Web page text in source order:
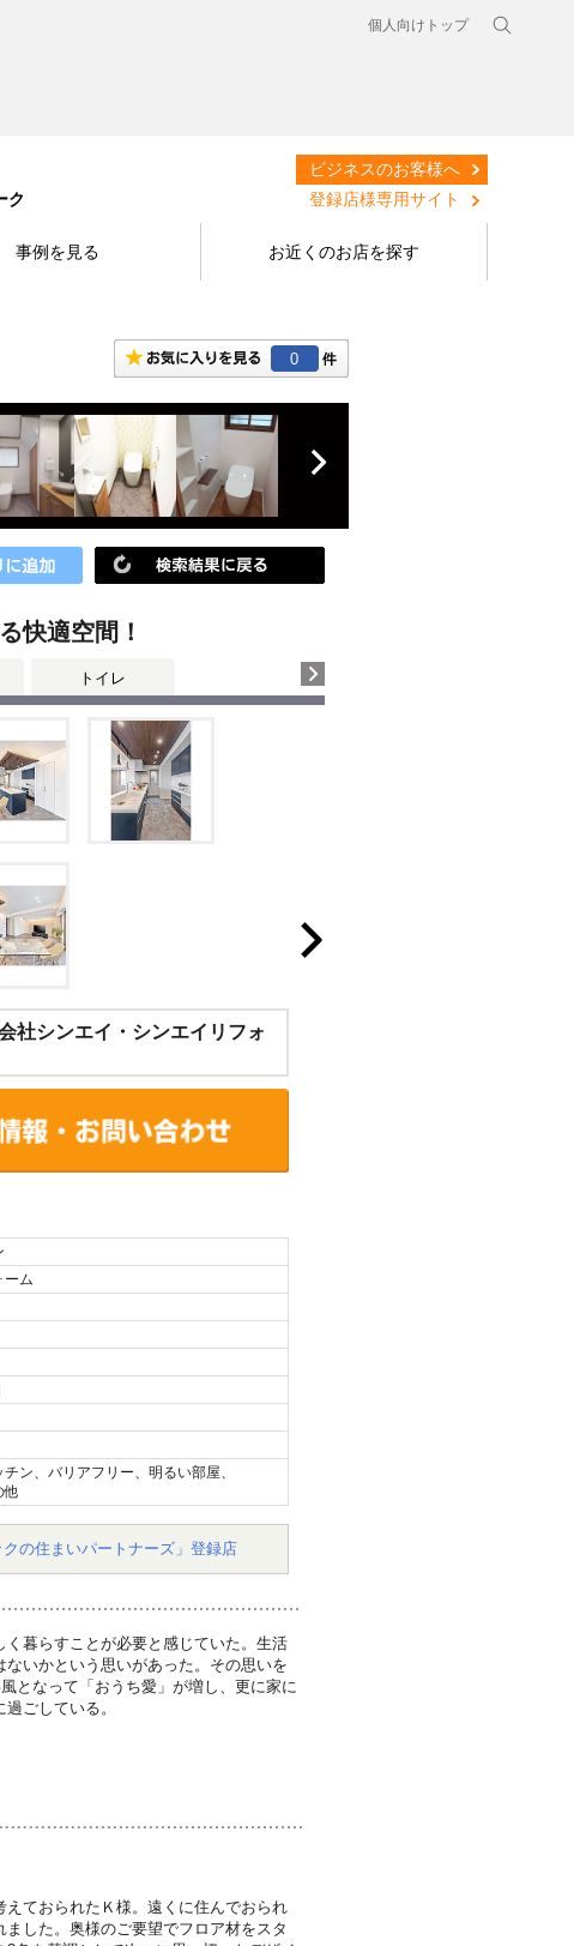
個人向けトップ
ク
ビジネスのお客様へ
登録店様専用サイト
事例を見る お近くのお店を探す
0
快適空間！
トイレ
社シンエイ・シンエイリフォ
ーム
ン、バリアフリー、明るい部屋、
他
の住まいパートナーズ」登録店
暮らすことが必要と感じていた。生活
いかという思いがあった。その思いを
となって「おうち愛」が増し、更に家に
ごしている。
ておられたＫ様。遠くに住んでおられ
した。奥様のご要望でフロア材をスタ